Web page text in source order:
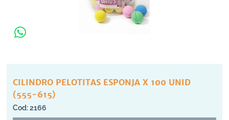
CILINDRO PELOTITAS ESPONJA X 100 UNID
(555-615)
2166